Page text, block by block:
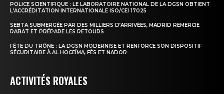
POLICE SCIENTIFIQUE : LE LABORATOIRE NATIONAL DE LA DGSN OBTIENT
L’ACCRÉDITATION INTERNATIONALE ISO/CEI 17025
SEBTA SUBMERGÉE PAR DES MILLIERS D’ARRIVÉES, MADRID REMERCIE
RABAT ET PRÉPARE LES RETOURS
FÊTE DU TRÔNE : LA DGSN MODERNISE ET RENFORCE SON DISPOSITIF
SÉCURITAIRE À AL HOCEÏMA, FÈS ET NADOR
ACTIVITÉS ROYALES